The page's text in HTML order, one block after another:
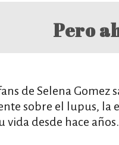
Pero
de Selena Gomez
sobre el lupus, la
vida desde hace años.